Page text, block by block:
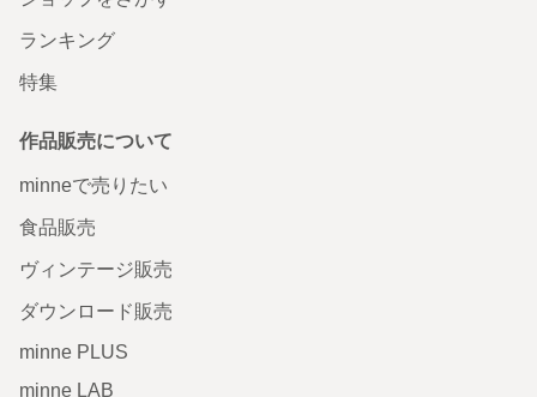
ランキング
特集
作品販売について
minneで売りたい
食品販売
ヴィンテージ販売
ダウンロード販売
minne PLUS
minne LAB